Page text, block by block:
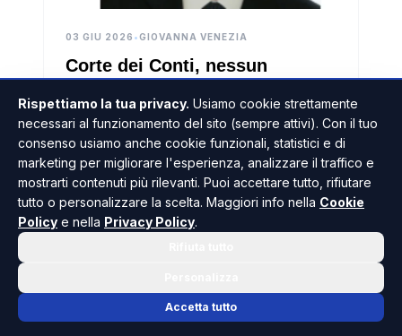
03 GIU 2026 •GIOVANNA VENEZIA
Corte dei Conti, nessun
respinta la richiesta da 1,8
milioni di euro
Per la Procura della Corte dei Conti il danno
erariale all’immagine dello Stato avrebbe
coinciso con le somme percepite da D'Alì
durante il suo mandato parlamentare, dal
1994, anno della sua elezione al Senato, fino
al 2006.
LEGGI L'ARTICOLO
Rispettiamo la tua privacy. Usiamo cookie strettamente
necessari al funzionamento del sito (sempre attivi). Con il tuo
consenso usiamo anche cookie funzionali, statistici e di
marketing per migliorare l'esperienza, analizzare il traffico e
mostrarti contenuti più rilevanti. Puoi accettare tutto, rifiutare
tutto o personalizzare la scelta. Maggiori info nella Cookie
Policy e nella Privacy Policy.
Accetta tutto